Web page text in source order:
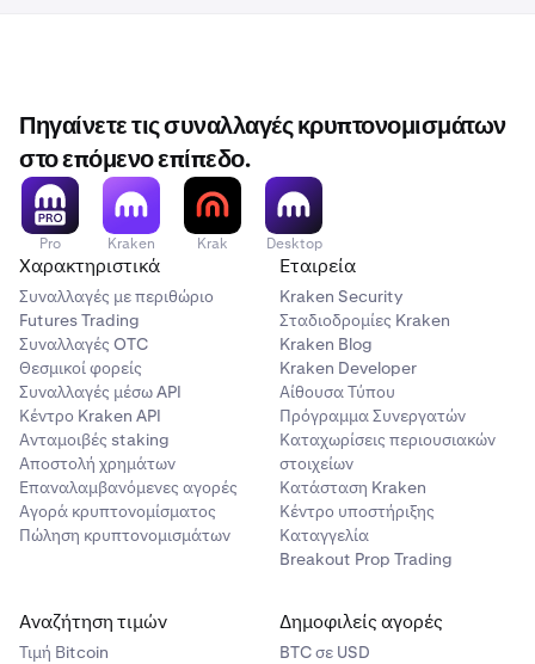
λογαριασμού
Χρησιμοποιείται για να συζητήσετε το λογαριασμό σας με
τρίτους
(συμπεριλαμβανομένης της Υποστήριξης Kraken)
Χρησιμοποιείται
για είσοδο
Δεν μπορεί να αλλάξει
Δεν μπορεί να αλλάξει
Πηγαίνετε τις συναλλαγές κρυπτονομισμάτων
στο επόμενο επίπεδο.
Pro Kraken Krak Desktop
Χαρακτηριστικά
Συναλλαγές με περιθώριο
Futures Trading
Συναλλαγές OTC
Θεσμικοί φορείς
Συναλλαγές μέσω API
Κέντρο Kraken API
Ανταμοιβές staking
Αποστολή χρημάτων
Επαναλαμβανόμενες αγορές
Αγορά κρυπτονομίσματος
Πώληση κρυπτονομισμάτων
Εταιρεία
Kraken Security
Σταδιοδρομίες Kraken
Kraken Blog
Kraken Developer
Αίθουσα Τύπου
Πρόγραμμα Συνεργατών
Καταχωρίσεις περιουσιακών
στοιχείων
Κατάσταση Kraken
Κέντρο υποστήριξης
Καταγγελία
Breakout Prop Trading
Αναζήτηση τιμών
Τιμή Βitcoin
Δημοφιλείς αγορές
BTC σε USD